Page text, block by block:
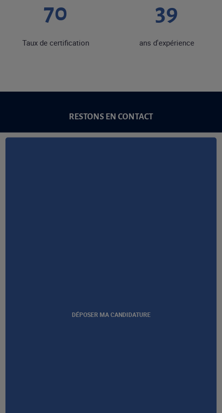
DÉPOSER MA CANDIDATURE
86
Taux de certification
48
ans d'expérience
RESTONS EN CONTACT